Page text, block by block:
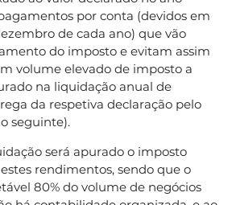
por conta (devidos em
de cada ano) que vão
do imposto e evitam assim
volume elevado de imposto a
na liquidação anual de
da respetiva declaração pelo
seguinte).
será apurado o imposto
rendimentos, sendo que o
80% do volume de negócios